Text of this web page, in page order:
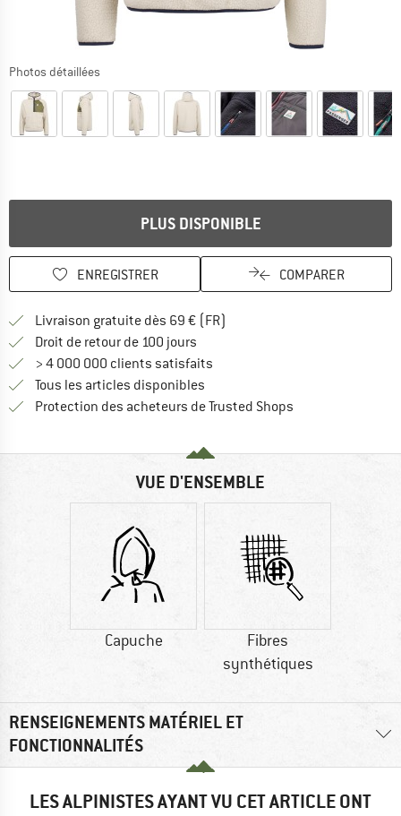
Photos détaillées
PLUS DISPONIBLE
ENREGISTRER COMPARER
Livraison gratuite dès 69 € (FR)
Droit de retour de 100 jours
> 4 000 000 clients satisfaits
Tous les articles disponibles
Protection des acheteurs de Trusted Shops
VUE D'ENSEMBLE
Capuche
Fibres
synthétiques
RENSEIGNEMENTS MATÉRIEL ET
FONCTIONNALITÉS
LES ALPINISTES AYANT VU CET ARTICLE ONT